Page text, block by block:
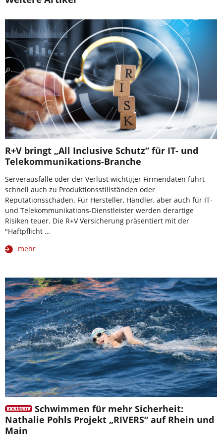
R+V bringt „All Inclusive Schutz“ für IT- und
Telekommunikations-Branche
Serverausfälle oder der Verlust wichtiger Firmendaten führt
schnell auch zu Produktionsstillständen oder
Reputationsschaden. Für Hersteller, Händler, aber auch für IT-
und Telekommunikations-Dienstleister werden derartige
Risiken teuer. Die R+V Versicherung präsentiert mit der
"Haftpflicht …
mehr
Schwimmen für mehr Sicherheit:
Nathalie Pohls Projekt „RIVERS“ auf Rhein und
Main